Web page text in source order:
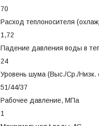
70
Расход теплоносителя
1,72
Падение давления воды в
24
Уровень шума (Выс./Ср./Низк.
51/44/37
Рабочее давление, МПа
1